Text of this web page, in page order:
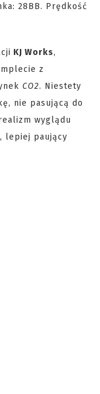
28BB. Prędkość
KJ Works,
z
CO2. Niestety
nie pasującą do
wyglądu
, lepiej paujący